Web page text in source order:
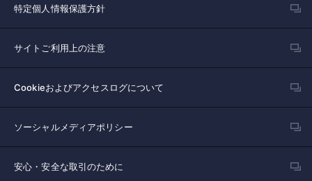
特定個人情報保護方針
サイトご利用上の注意
Cookieおよびアクセスログについて
ソーシャルメディアポリシー
安心・安全な取引のために